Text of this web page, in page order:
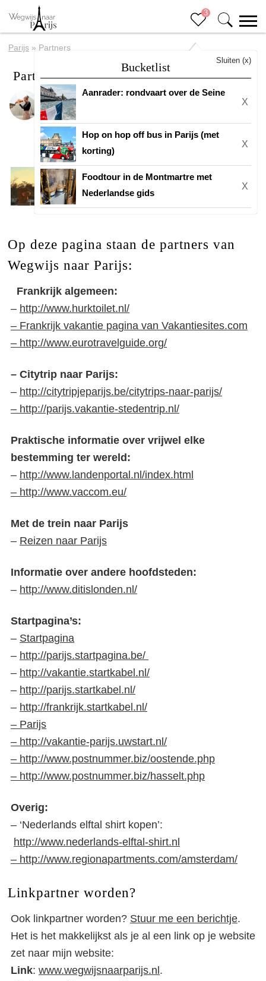
3
Bucketlist
Sluiten (x)
Aanrader: rondvaart over de Seine
X
Hop on hop off bus in Parijs (met
korting)
X
Foodtour in de Montmartre met
Nederlandse gids
X
Parijs » Partners
Partners
DoorEline
Op deze pagina staan de partners van
Wegwijs naar Parijs:
Frankrijk algemeen:
– http://www.hurktoilet.nl/
– Frankrijk vakantie pagina van Vakantiesites.com
– http://www.eurotravelguide.org/
– Citytrip naar Parijs:
– http://citytripjeparijs.be/citytrips-naar-parijs/
– http://parijs.vakantie-stedentrip.nl/
Praktische informatie over vrijwel elke
bestemming ter wereld:
– http://www.landenportal.nl/index.html
– http://www.vaccom.eu/
Met de trein naar Parijs
– Reizen naar Parijs
Informatie over andere hoofdsteden:
– http://www.ditislonden.nl/
Startpagina’s:
– Startpagina
– http://parijs.startpagina.be/
– http://vakantie.startkabel.nl/
– http://parijs.startkabel.nl/
– http://frankrijk.startkabel.nl/
– Parijs
– http://vakantie-parijs.uwstart.nl/
– http://www.postnummer.biz/oostende.php
– http://www.postnummer.biz/hasselt.php
Overig:
– ‘Nederlands elftal shirt kopen’:
http://www.nederlands-elftal-shirt.nl
– http://www.regionapartments.com/amsterdam/
Linkpartner worden?
Ook linkpartner worden? Stuur me een berichtje.
Het is het makkelijkst als je al een link op je website
zet naar mijn website:
Link: www.wegwijsnaarparijs.nl .